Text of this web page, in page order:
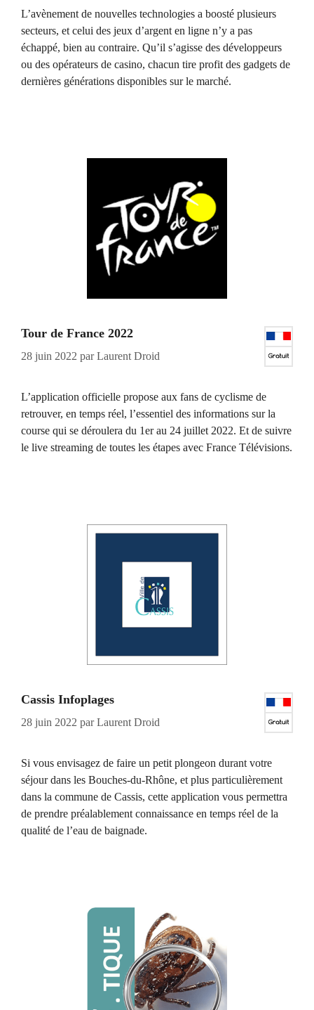
L’avènement de nouvelles technologies a boosté plusieurs
secteurs, et celui des jeux d’argent en ligne n’y a pas
échappé, bien au contraire. Qu’il s’agisse des développeurs
ou des opérateurs de casino, chacun tire profit des gadgets de
dernières générations disponibles sur le marché.
Tour de France 2022
28 juin 2022 parLaurent Droid
L’application officielle propose aux fans de cyclisme de
retrouver, en temps réel, l’essentiel des informations sur la
course qui se déroulera du 1er au 24 juillet 2022. Et de suivre
le live streaming de toutes les étapes avec France Télévisions.
Cassis Infoplages
28 juin 2022 parLaurent Droid
Si vous envisagez de faire un petit plongeon durant votre
séjour dans les Bouches-du-Rhône, et plus particulièrement
dans la commune de Cassis, cette application vous permettra
de prendre préalablement connaissance en temps réel de la
qualité de l’eau de baignade.